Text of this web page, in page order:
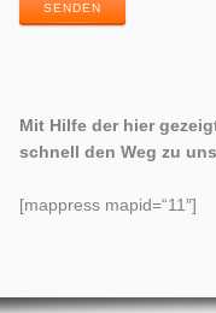
SENDEN
Mit Hilfe der hier
schnell den Weg zu
[mappress mapid=“11″]